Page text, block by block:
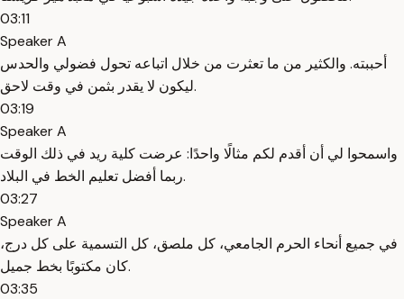
03:11
Speaker A
أحببته. والكثير من ما تعثرت من خلال اتباعه تحول فضولي والحدس
ليكون لا يقدر بثمن في وقت لاحق.
03:19
Speaker A
واسمحوا لي أن أقدم لكم مثالًا واحدًا: عرضت كلية ريد في ذلك الوقت
ربما أفضل تعليم الخط في البلاد.
03:27
Speaker A
في جميع أنحاء الحرم الجامعي، كل ملصق، كل التسمية على كل درج،
كان مكتوبًا بخط جميل.
03:35